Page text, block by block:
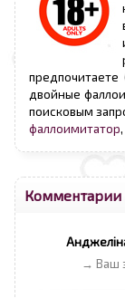
двойные
поисковым
фаллоимитатор,
Комментарии
→ Ваш